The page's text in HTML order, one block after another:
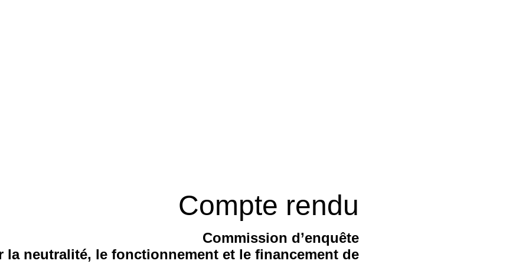
Compte rendu
Commission d’enquête
la neutralité, le fonctionnement et le financement de